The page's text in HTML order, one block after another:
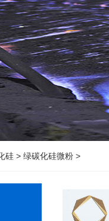
硅 > 绿碳化硅微粉 >